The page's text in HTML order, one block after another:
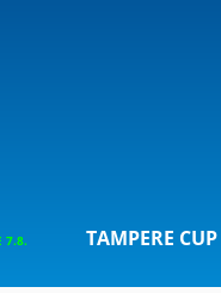
7.8. TAMPERE CUP